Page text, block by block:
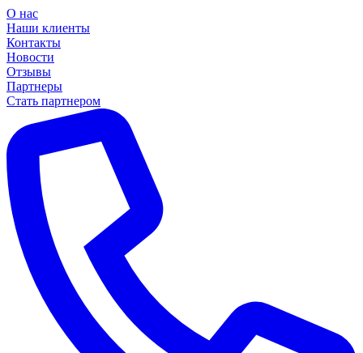
О нас
Наши клиенты
Контакты
Новости
Отзывы
Партнеры
Стать партнером